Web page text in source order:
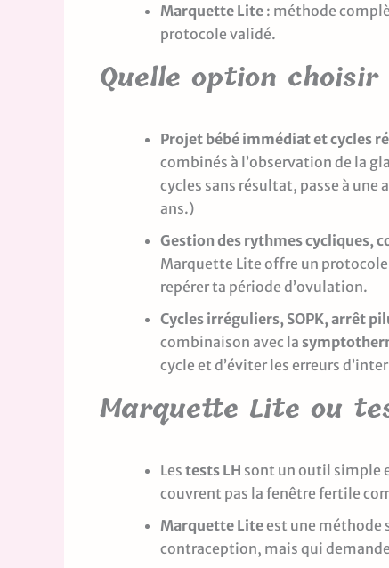
Marquette Lite : méthode
protocole validé.
Quelle option
Projet bébé immédiat et cycles
combinés à l’observation de la
cycles sans résultat, passe à une
ans.)
Gestion des rythmes cycliques,
Marquette Lite offre un
repérer ta période d’ovulation.
Cycles irréguliers, SOPK, arrêt
combinaison avec la
cycle et d’éviter les erreurs
Marquette Lite ou
Les tests LH sont un outil simple
couvrent pas la fenêtre fertile
Marquette Liteest une méthode
contraception, mais qui